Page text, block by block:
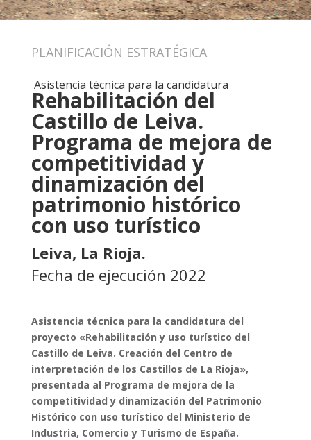
PLANIFICACIÓN ESTRATÉGICA
Asistencia técnica para la candidatura
Rehabilitación del
Castillo de Leiva.
Programa de mejora de
competitividad y
dinamización del
patrimonio histórico
con uso turístico
Leiva, La Rioja.
Fecha de ejecución 2022
Asistencia técnica para la candidatura del
proyecto «Rehabilitación y uso turístico del
Castillo de Leiva. Creación del Centro de
interpretación de los Castillos de La Rioja»,
presentada al Programa de mejora de la
competitividad y dinamización del Patrimonio
Histórico con uso turístico del Ministerio de
Industria, Comercio y Turismo de España.